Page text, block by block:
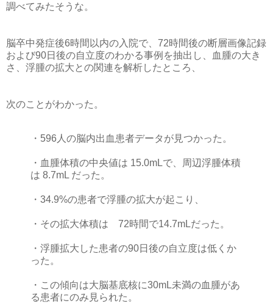
調べてみたそうな。
脳卒中発症後6時間以内の入院で、72時間後の断層画像記録
および90日後の自立度のわかる事例を抽出し、血腫の大き
さ、浮腫の拡大との関連を解析したところ、
次のことがわかった。
・596人の脳内出血患者データが見つかった。
・血腫体積の中央値は 15.0mLで、周辺浮腫体積
は 8.7mL だった。
・34.9%の患者で浮腫の拡大が起こり、
・その拡大体積は 72時間で14.7mLだった。
・浮腫拡大した患者の90日後の自立度は低くか
った。
・この傾向は大脳基底核に30mL未満の血腫があ
る患者にのみ見られた。